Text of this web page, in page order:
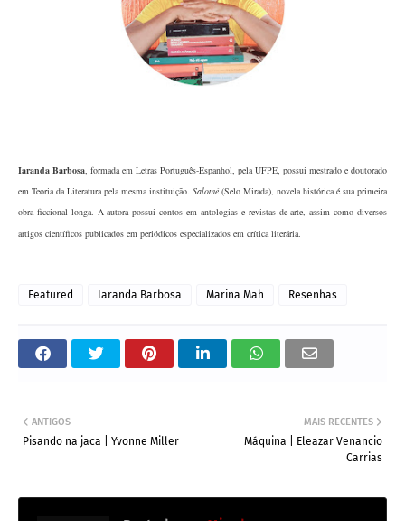
Iaranda Barbosa, formada em Letras Português-Espanhol, pela UFPE, possui mestrado e doutorado
em Teoria da Literatura pela mesma instituição. Salomé (Selo Mirada), novela histórica é sua primeira
obra ficcional longa. A autora possui contos em antologias e revistas de arte, assim como diversos
artigos científicos publicados em periódicos especializados em crítica literária.
Featured Iaranda Barbosa Marina Mah Resenhas
MAIS RECENTES
Máquina | Eleazar Venancio
Carrias
ANTIGOS
Pisando na jaca | Yvonne Miller